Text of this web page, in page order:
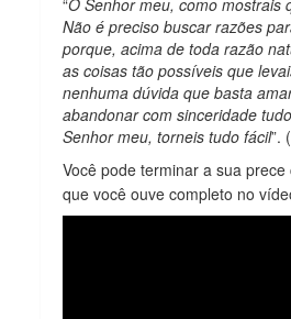
Não é preciso buscar razões
porque, acima de toda razão
as coisas tão possíveis que
nenhuma dúvida que basta
abandonar com sinceridade
Senhor meu, torneis tudo fácil”.
Você pode terminar a sua
que você ouve completo no